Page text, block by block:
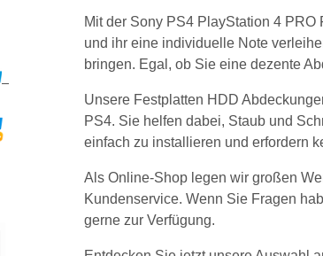
Mit der Sony PS4 PlayStation 4
und ihr eine individuelle Note
bringen. Egal, ob Sie eine dezente
Unsere Festplatten HDD
PS4. Sie helfen dabei, Staub und
einfach zu installieren und erfordern
Als Online-Shop legen wir großen
Kundenservice. Wenn Sie Fragen
gerne zur Verfügung.